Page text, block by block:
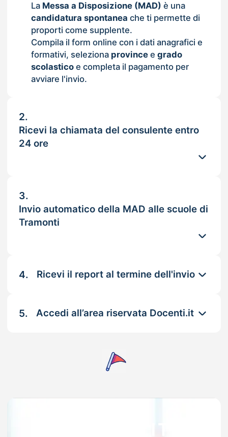
La Messa a Disposizione (MAD) è una
candidatura spontanea che ti permette di
proporti come supplente.
Compila il form online con i dati anagrafici e
formativi, seleziona provincee grado
scolasticoe completa il pagamento per
avviare l'invio.
2.
Ricevi la chiamata del consulente entro
24 ore
3.
Invio automatico della MAD alle scuole di
Tramonti
4. Ricevi il report al termine dell'invio
5. Accedi all’area riservata Docenti.it